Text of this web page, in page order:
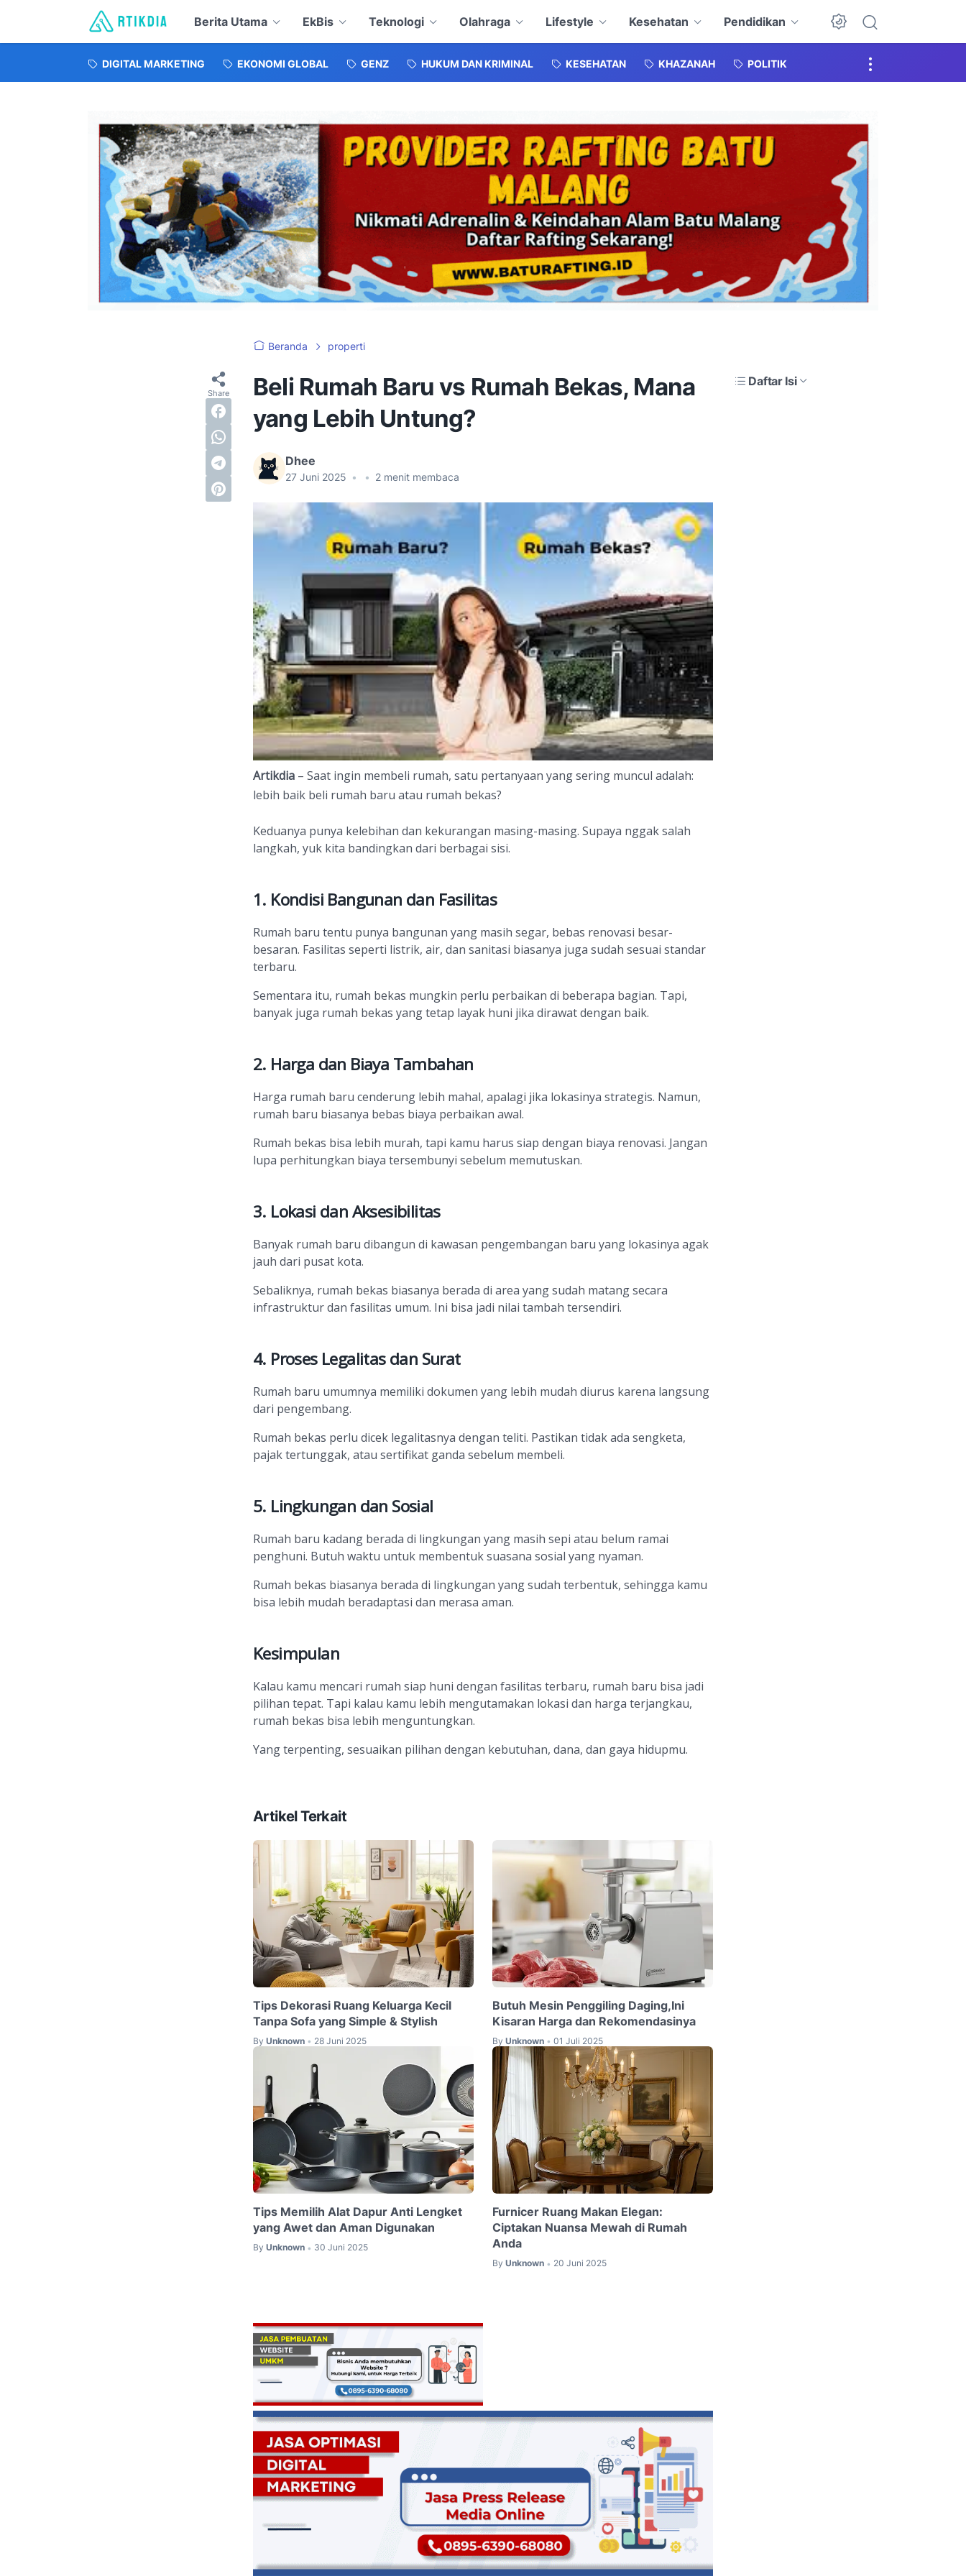
Berita Utama EkBis Teknologi Olahraga Lifestyle Kesehatan Pendidikan
DIGITAL MARKETING EKONOMI GLOBAL GENZ HUKUM DAN KRIMINAL KESEHATAN KHAZANAH POLITIK
Beranda properti
Beli Rumah Baru vs Rumah Bekas, Mana
yang Lebih Untung?
Dhee
27 Juni 2025 • • 2 menit membaca
Daftar Isi
Artikdia – Saat ingin membeli rumah, satu pertanyaan yang sering muncul adalah:
lebih baik beli rumah baru atau rumah bekas?
Keduanya punya kelebihan dan kekurangan masing-masing. Supaya nggak salah
langkah, yuk kita bandingkan dari berbagai sisi.
1. Kondisi Bangunan dan Fasilitas
Rumah baru tentu punya bangunan yang masih segar, bebas renovasi besar-
besaran. Fasilitas seperti listrik, air, dan sanitasi biasanya juga sudah sesuai standar
terbaru.
Sementara itu, rumah bekas mungkin perlu perbaikan di beberapa bagian. Tapi,
banyak juga rumah bekas yang tetap layak huni jika dirawat dengan baik.
2. Harga dan Biaya Tambahan
Harga rumah baru cenderung lebih mahal, apalagi jika lokasinya strategis. Namun,
rumah baru biasanya bebas biaya perbaikan awal.
Rumah bekas bisa lebih murah, tapi kamu harus siap dengan biaya renovasi. Jangan
lupa perhitungkan biaya tersembunyi sebelum memutuskan.
3. Lokasi dan Aksesibilitas
Banyak rumah baru dibangun di kawasan pengembangan baru yang lokasinya agak
jauh dari pusat kota.
Sebaliknya, rumah bekas biasanya berada di area yang sudah matang secara
infrastruktur dan fasilitas umum. Ini bisa jadi nilai tambah tersendiri.
4. Proses Legalitas dan Surat
Rumah baru umumnya memiliki dokumen yang lebih mudah diurus karena langsung
dari pengembang.
Rumah bekas perlu dicek legalitasnya dengan teliti. Pastikan tidak ada sengketa,
pajak tertunggak, atau sertifikat ganda sebelum membeli.
5. Lingkungan dan Sosial
Rumah baru kadang berada di lingkungan yang masih sepi atau belum ramai
penghuni. Butuh waktu untuk membentuk suasana sosial yang nyaman.
Rumah bekas biasanya berada di lingkungan yang sudah terbentuk, sehingga kamu
bisa lebih mudah beradaptasi dan merasa aman.
Kesimpulan
Kalau kamu mencari rumah siap huni dengan fasilitas terbaru, rumah baru bisa jadi
pilihan tepat. Tapi kalau kamu lebih mengutamakan lokasi dan harga terjangkau,
rumah bekas bisa lebih menguntungkan.
Yang terpenting, sesuaikan pilihan dengan kebutuhan, dana, dan gaya hidupmu.
Artikel Terkait
Tips Dekorasi Ruang Keluarga Kecil
Tanpa Sofa yang Simple & Stylish
By Unknown • 28 Juni 2025
Butuh Mesin Penggiling Daging,Ini
Kisaran Harga dan Rekomendasinya
By Unknown • 01 Juli 2025
Tips Memilih Alat Dapur Anti Lengket
yang Awet dan Aman Digunakan
By Unknown • 30 Juni 2025
Furnicer Ruang Makan Elegan:
Ciptakan Nuansa Mewah di Rumah
Anda
By Unknown • 20 Juni 2025